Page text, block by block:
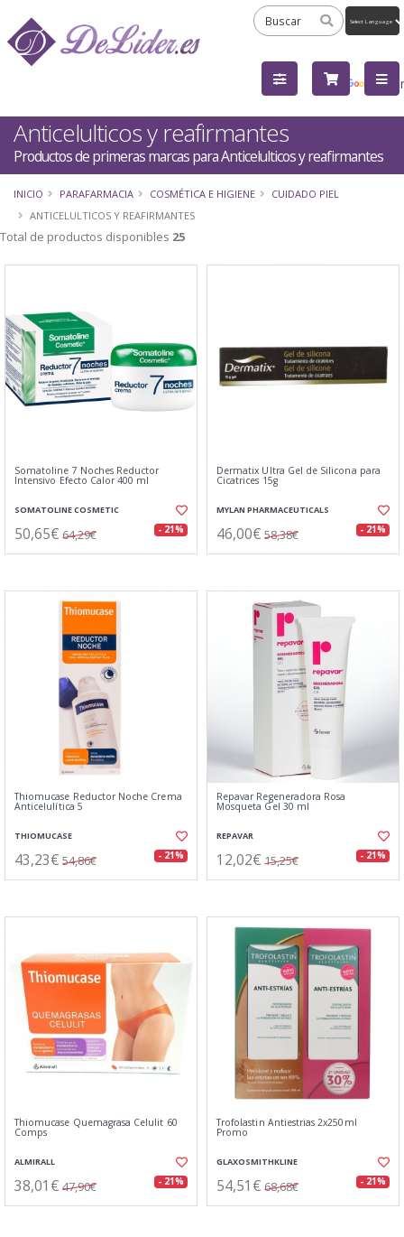
by
Anticelulticos y reafirmantes
Productos de primeras marcas para Anticelulticos y reafirmantes
INICIO PARAFARMACIA COSMÉTICA E HIGIENE
CUIDADO PIEL
ANTICELULTICOS Y REAFIRMANTES
Total de productos disponibles 25
Somatoline 7 Noches Reductor
Intensivo Efecto Calor 400 ml
SOMATOLINE COSMETIC
50,65€ 64,29€ - 21%
Dermatix Ultra Gel de Silicona para
Cicatrices 15g
MYLAN PHARMACEUTICALS
46,00€ 58,38€ - 21%
Thiomucase Reductor Noche Crema
Anticelulítica 5
THIOMUCASE
43,23€ 54,86€ - 21%
Repavar Regeneradora Rosa
Mosqueta Gel 30 ml
REPAVAR
12,02€ 15,25€ - 21%
Thiomucase Quemagrasa Celulit 60
Comps
ALMIRALL
38,01€ 47,90€ - 21%
Trofolastin Antiestrias 2x250ml
Promo
GLAXOSMITHKLINE
54,51€ 68,68€ - 21%